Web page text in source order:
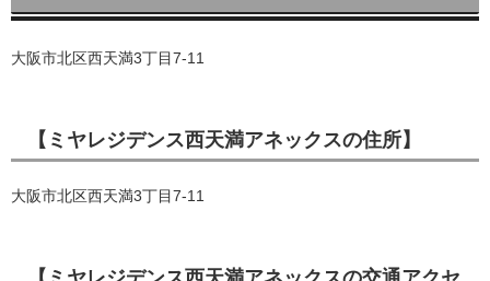
大阪市北区西天満3丁目7-11
【ミヤレジデンス西天満アネックスの住所】
大阪市北区西天満3丁目7-11